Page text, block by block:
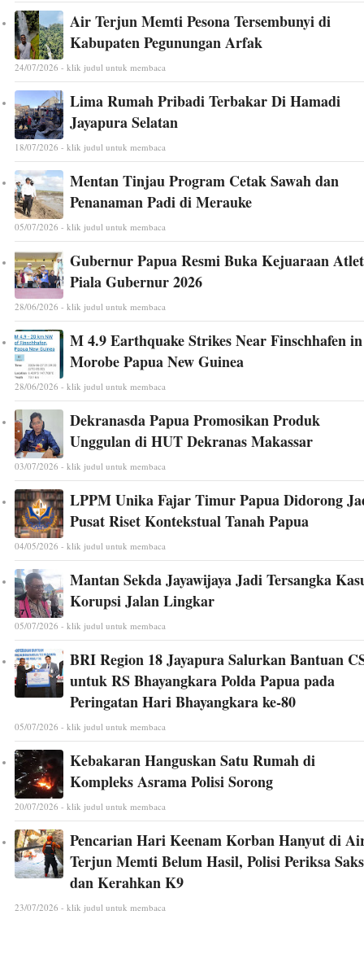
Air Terjun Memti Pesona Tersembunyi di
Kabupaten Pegunungan Arfak
24/07/2026 - klik judul untuk membaca
Lima Rumah Pribadi Terbakar Di Hamadi
Jayapura Selatan
18/07/2026 - klik judul untuk membaca
Mentan Tinjau Program Cetak Sawah dan
Penanaman Padi di Merauke
05/07/2026 - klik judul untuk membaca
Gubernur Papua Resmi Buka Kejuaraan
Piala Gubernur 2026
28/06/2026 - klik judul untuk membaca
M 4.9 Earthquake Strikes Near Finschhafen in
Morobe Papua New Guinea
28/06/2026 - klik judul untuk membaca
Dekranasda Papua Promosikan Produk
Unggulan di HUT Dekranas Makassar
03/07/2026 - klik judul untuk membaca
LPPM Unika Fajar Timur Papua Didorong
Pusat Riset Kontekstual Tanah Papua
04/05/2026 - klik judul untuk membaca
Mantan Sekda Jayawijaya Jadi Tersangka
Korupsi Jalan Lingkar
05/07/2026 - klik judul untuk membaca
BRI Region 18 Jayapura Salurkan Bantuan
untuk RS Bhayangkara Polda Papua pada
Peringatan Hari Bhayangkara ke-80
05/07/2026 - klik judul untuk membaca
Kebakaran Hanguskan Satu Rumah di
Kompleks Asrama Polisi Sorong
20/07/2026 - klik judul untuk membaca
Pencarian Hari Keenam Korban Hanyut di
Terjun Memti Belum Hasil, Polisi Periksa
dan Kerahkan K9
23/07/2026 - klik judul untuk membaca